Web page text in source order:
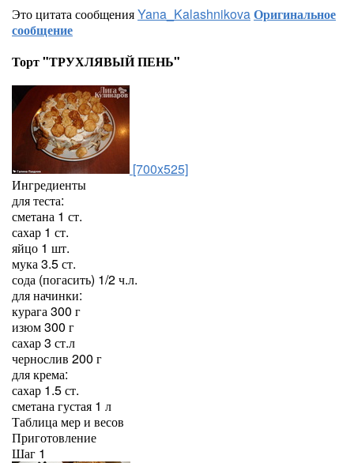
Это цитата сообщенияYana_KalashnikovaОригинальное
сообщение
Торт "ТРУХЛЯВЫЙ ПЕНЬ"
[700x525]
Ингредиенты
для теста:
сметана 1 ст.
сахар 1 ст.
яйцо 1 шт.
мука 3.5 ст.
сода (погасить) 1/2 ч.л.
для начинки:
курага 300 г
изюм 300 г
сахар 3 ст.л
чернослив 200 г
для крема:
сахар 1.5 ст.
сметана густая 1 л
Таблица мер и весов
Приготовление
Шаг 1